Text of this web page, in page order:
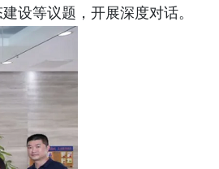
设等议题，开展深度对话。